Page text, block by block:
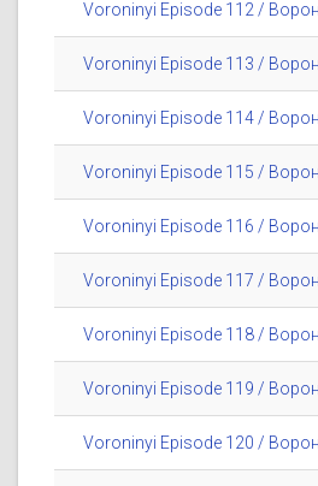
Voroninyi Episode 112 /
Voroninyi Episode 113 /
Voroninyi Episode 114 /
Voroninyi Episode 115 /
Voroninyi Episode 116 /
Voroninyi Episode 117 /
Voroninyi Episode 118 /
Voroninyi Episode 119 /
Voroninyi Episode 120 /